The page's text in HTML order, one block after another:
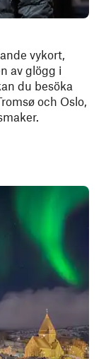
vykort,
av glögg i
du besöka
och Oslo,